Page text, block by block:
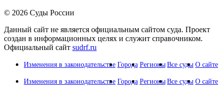
© 2026 Суды России
Данный сайт не является официальным сайтом суда. Проект
создан в информационных целях и служит справочником.
Официальный сайт sudrf.ru
Изменения в законодательстве Города Регионы Все суды О сайте
Изменения в законодательстве Города Регионы Все суды О сайте